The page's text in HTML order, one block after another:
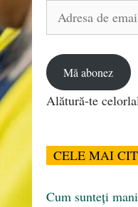
Adresa
Mă abonez
Alătură-te
CELE MAI
Cum sunteți